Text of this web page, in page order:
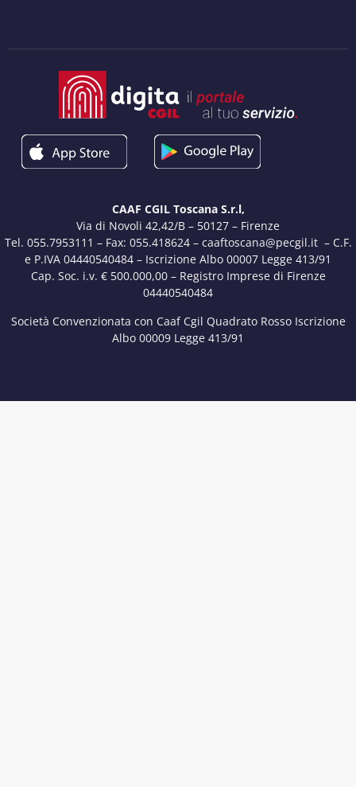
CAAF CGIL Toscana S.r.l,
Via di Novoli 42,42/B – 50127 – Firenze
Tel. 055.7953111 – Fax: 055.418624 – caaftoscana@pecgil.it – C.F.
e P.IVA 04440540484 – Iscrizione Albo 00007 Legge 413/91
Cap. Soc. i.v. € 500.000,00 – Registro Imprese di Firenze
04440540484
Società Convenzionata con Caaf Cgil Quadrato Rosso Iscrizione
Albo 00009 Legge 413/91